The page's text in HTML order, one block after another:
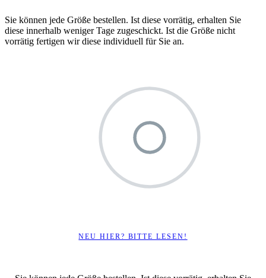
Sie können jede Größe bestellen. Ist diese vorrätig, erhalten Sie
diese innerhalb weniger Tage zugeschickt. Ist die Größe nicht
vorrätig fertigen wir diese individuell für Sie an.
NEU HIER? BITTE LESEN!